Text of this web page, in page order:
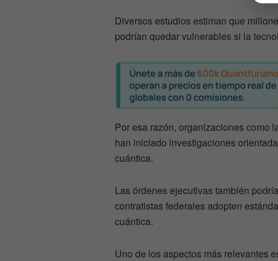
Diversos estudios estiman que
podrían quedar vulnerables si la
Por esa razón, organizaciones como
han iniciado investigaciones
cuántica.
Las órdenes ejecutivas también
contratistas federales adopten
cuántica.
Uno de los aspectos más relevantes